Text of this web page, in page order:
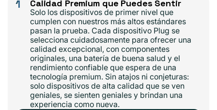
1 Calidad Premium que Puedes Sentir
Solo los dispositivos de primer nivel que
cumplen con nuestros más altos estándares
pasan la prueba. Cada dispositivo Plug se
selecciona cuidadosamente para ofrecer una
calidad excepcional, con componentes
originales, una batería de buena salud y el
rendimiento confiable que espera de una
tecnología premium. Sin atajos ni conjeturas:
solo dispositivos de alta calidad que se ven
geniales, se sienten geniales y brindan una
experiencia como nueva.